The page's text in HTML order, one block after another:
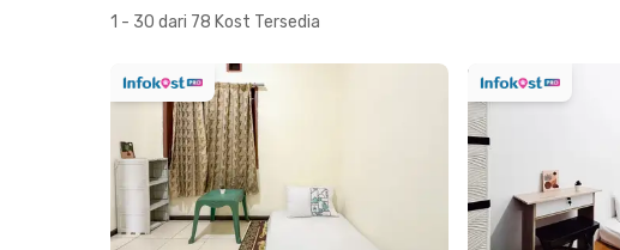
1 - 30 dari 78 Kost Tersedia